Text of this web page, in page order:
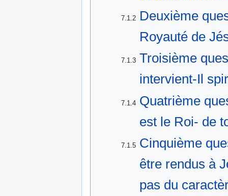
7.1.2 Deuxième
Royauté de
7.1.3 Troisième
intervient-Il
7.1.4 Quatrième
est le Roi- de
7.1.5 Cinquième
être rendus à
pas du